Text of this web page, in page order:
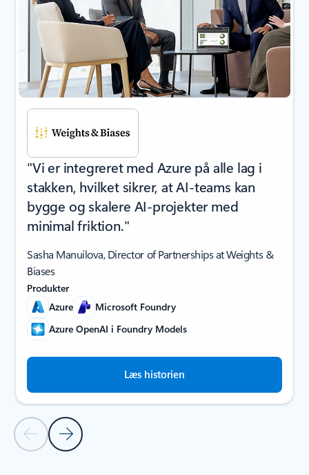
Forrige slideNæste slide
"Vi er integreret med Azure på alle lag i
stakken, hvilket sikrer, at AI-teams kan
bygge og skalere AI-projekter med
minimal friktion."
Sasha Manuilova, Director of Partnerships at Weights &
Biases
Produkter
Azure
Microsoft Foundry
Azure OpenAI i Foundry Models
Læs historien